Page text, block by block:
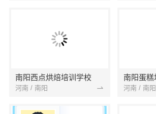
南阳西点烘焙培训学校
河南 / 南阳 河南 / 南阳